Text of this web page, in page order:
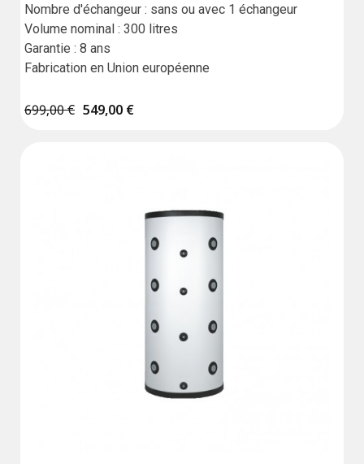
Nombre d'échangeur : sans ou avec 1 échangeur
Volume nominal : 300 litres
Garantie : 8 ans
Fabrication en Union européenne
699,00 € 549,00 €